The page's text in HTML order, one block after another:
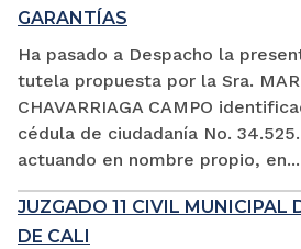
GARANTÍAS
Ha pasado a Despacho la
tutela propuesta por la Sra.
CHAVARRIAGA CAMPO
cédula de ciudadanía No.
actuando en nombre propio, en...
JUZGADO 11 CIVIL MUNICIPAL
DE CALI